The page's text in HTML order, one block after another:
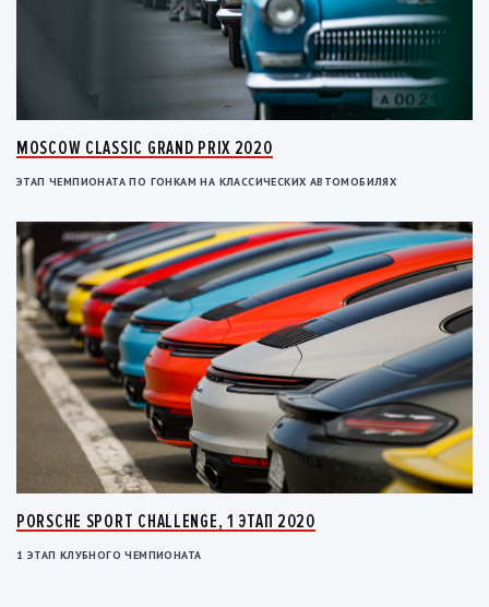
MOSCOW CLASSIC GRAND PRIX 2020
ЭТАП ЧЕМПИОНАТА ПО ГОНКАМ НА КЛАССИЧЕСКИХ АВТОМОБИЛЯХ
PORSCHE SPORT CHALLENGE, 1 ЭТАП 2020
1 ЭТАП КЛУБНОГО ЧЕМПИОНАТА